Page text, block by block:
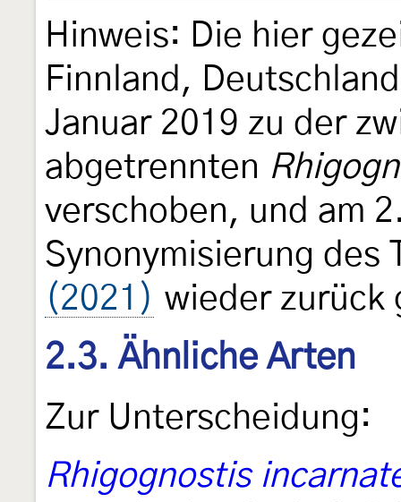
Hinweis: Die hier
Finnland,
Januar 2019 zu der
abgetrennten
verschoben, und am
Synonymisierung des
(2021) wieder zurück
2.3. Ähnliche Arten
Zur Unterscheidung:
Rhigognostis